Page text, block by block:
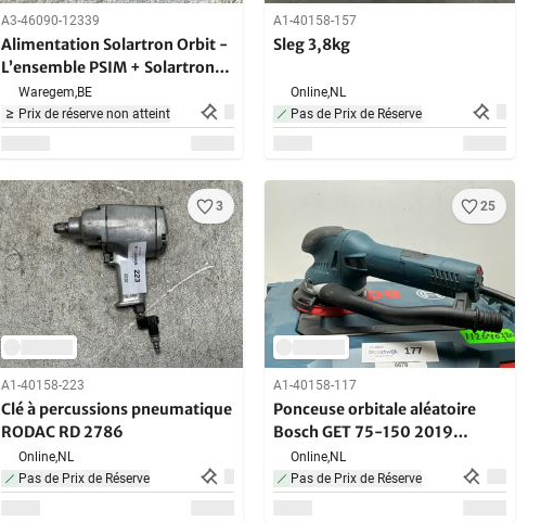
A3-46090-12339
Alimentation Solartron Orbit -
L’ensemble PSIM + Solartron
971000-3 T-CON (10) (10x)
Waregem,BE
Prix de réserve non atteint
A1-40158-157
Sleg 3,8kg
Online,NL
Pas de Prix de Réserve
3
A1-40158-223
Clé à percussions pneumatique
RODAC RD 2786
Online,NL
Pas de Prix de Réserve
25
A1-40158-117
Ponceuse orbitale aléatoire
Bosch GET 75-150 2019
150mm
Online,NL
Pas de Prix de Réserve